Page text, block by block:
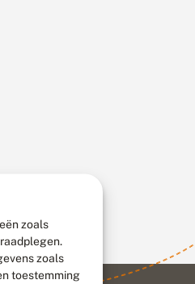
zoals
zoals
toestemming